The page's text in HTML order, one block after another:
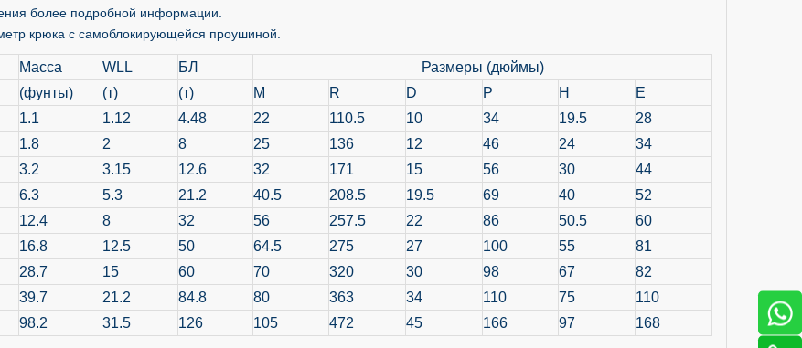
более подробной информации.
крюка с самоблокирующейся проушиной.
Масса WLL БЛ
Размеры (дюймы)
(фунты) (т) (т) M R D P H
E
1.1 1.12 4.48 22 110.5 10 34 19.5
28
1.8 2 8 25 136 12 46 24
34
3.2 3.15 12.6 32 171 15 56 30
44
6.3 5.3 21.2 40.5 208.5 19.5 69 40
52
12.4 8 32 56 257.5 22 86 50.5
60
16.8 12.5 50 64.5 275 27 100 55
81
28.7 15 60 70 320 30 98 67
82
39.7 21.2 84.8 80 363 34 110 75
110
98.2 31.5 126 105 472 45 166 97 168